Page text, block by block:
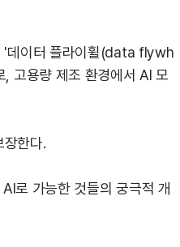
'데이터 플라이휠(data flywh
고용량 제조 환경에서 AI 모
한다.
로 가능한 것들의 궁극적 개